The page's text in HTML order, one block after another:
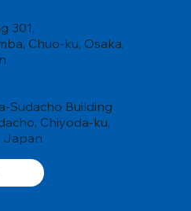
301,
Chuo-ku, Osaka,
Sudacho Building
Chiyoda-ku,
Japan